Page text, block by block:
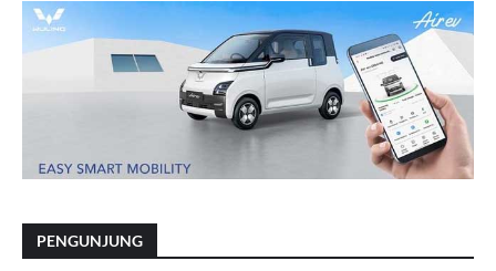
PENGUNJUNG